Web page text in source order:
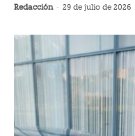
Redacción - 29 de julio de 2026